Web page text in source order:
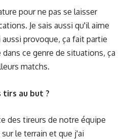
pour ne pas se laisser
Je sais aussi qu'il aime
provoque, ça fait partie
ce genre de situations, ça
matchs.
au but ?
des tireurs de notre équipe
le terrain et que j'ai